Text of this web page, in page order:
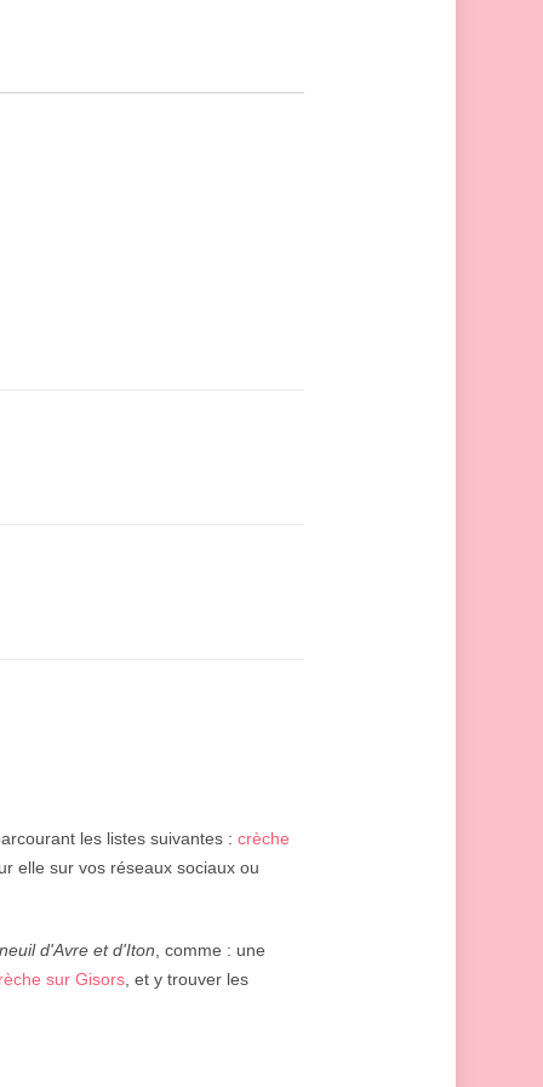
les listes suivantes : crèche
elle sur vos réseaux sociaux ou
d'Avre et d'Iton , comme : une
sur Gisors , et y trouver les